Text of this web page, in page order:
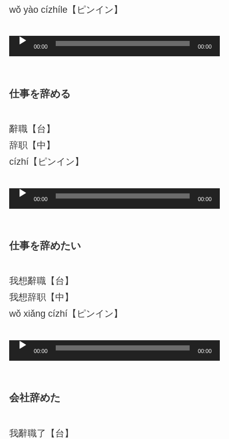
wǒ yào cízhíle【ピンイン】
レ
ヤ
ー
00:00 00:00
仕事を辞める
辭職【台】
辞职【中】
cízhí【ピンイン】
声
レ
ヤ
ー
00:00 00:00
仕事を辞めたい
我想辭職【台】
我想辞职【中】
wǒ xiǎng cízhí【ピンイン】
レ
ヤ
00:00 00:00
会社辞めた
我辭職了【台】